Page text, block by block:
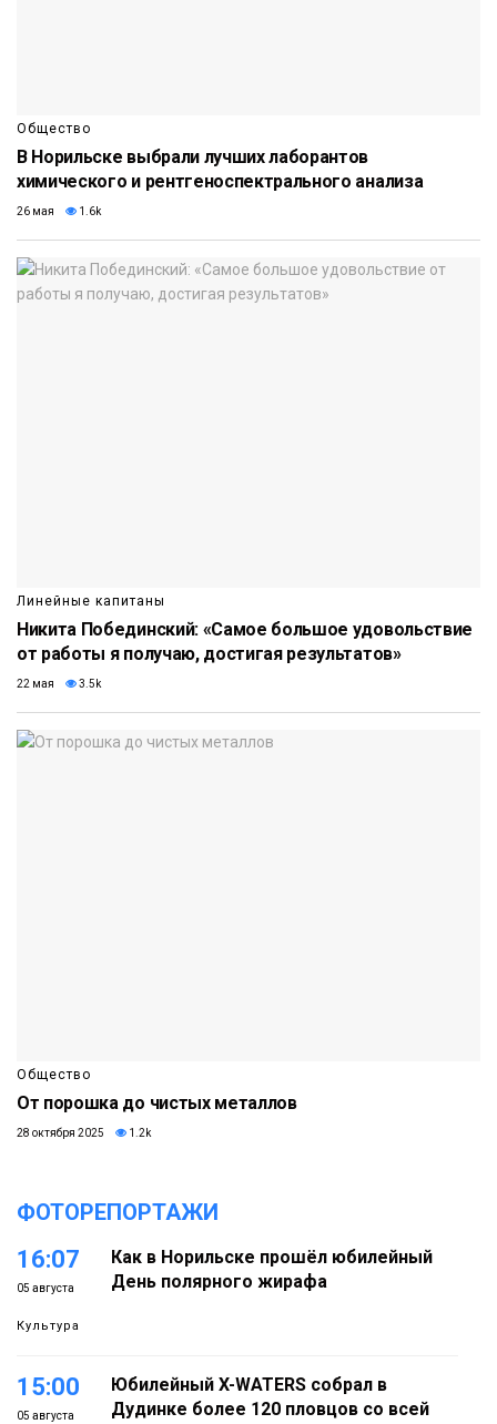
Общество
В Норильске выбрали лучших лаборантов
химического и рентгеноспектрального анализа
26 мая 1.6k
Линейные капитаны
Никита Побединский: «Самое большое удовольствие
от работы я получаю, достигая результатов»
22 мая 3.5k
Общество
От порошка до чистых металлов
28 октября 2025 1.2k
ФОТОРЕПОРТАЖИ
16:07
05 августа
Культура
Как в Норильске прошёл юбилейный
День полярного жирафа
15:00
05 августа
Юбилейный X-WATERS собрал в
Дудинке более 120 пловцов со всей